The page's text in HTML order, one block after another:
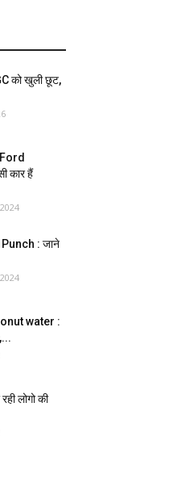
को खुली छूट,
कार हैं
: जाने
water :
लोगो की